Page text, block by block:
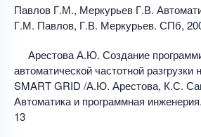
Павлов Г.М., Меркурьев Г.В.
Г.М. Павлов, Г.В. Меркурьев. СПб,
Арестова А.Ю. Создание
автоматической частотной разгрузки
SMART GRID /А.Ю. Арестова, К.С.
Автоматика и программная
13